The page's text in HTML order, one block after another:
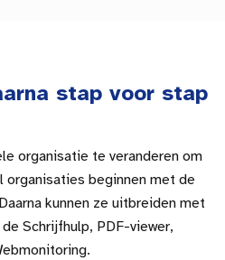
stap voor stap
organisatie te veranderen om
beginnen met de
kunnen ze uitbreiden met
Schrijfhulp, PDF-viewer,